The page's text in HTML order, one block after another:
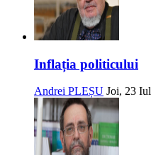
Inflația politicului
Andrei PLEȘU Joi, 23 Iul